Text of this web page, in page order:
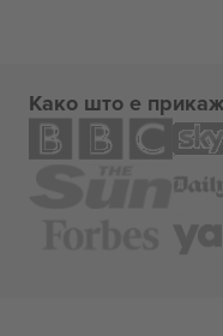
Како што е